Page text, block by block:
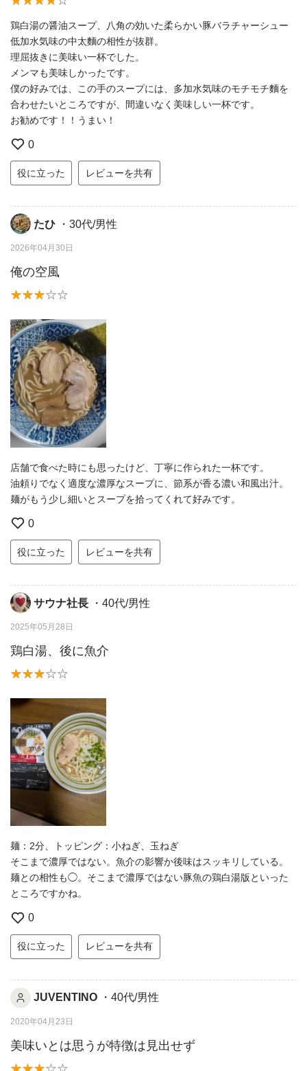
鶏白湯の醤油スープ、八角の効いた柔らかい豚バラチャーシュー
低加水気味の中太麵の相性が抜群。
理屈抜きに美味い一杯でした。
メンマも美味しかったです。
僕の好みでは、この手のスープには、多加水気味のモチモチ麵を
合わせたいところですが、間違いなく美味しい一杯です。
お勧めです！！うまい！
0
役に立った レビューを共有
たひ ・30代/男性
2026年04月30日
俺の空風
店舗で食べた時にも思ったけど、丁寧に作られた一杯です。
油頼りでなく適度な濃厚なスープに、節系が香る濃い和風出汁。
麺がもう少し細いとスープを拾ってくれて好みです。
0
役に立った レビューを共有
サウナ社長 ・40代/男性
2025年05月28日
鶏白湯、後に魚介
麺：2分、トッピング：小ねぎ、玉ねぎ
そこまで濃厚ではない。魚介の影響か後味はスッキリしている。
麺との相性も◯。そこまで濃厚ではない豚魚の鶏白湯版といった
ところですかね。
0
役に立った レビューを共有
JUVENTINO ・40代/男性
2020年04月23日
美味いとは思うが特徴は見出せず